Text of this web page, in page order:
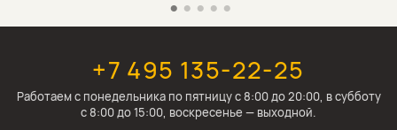
+7 495 135-22-25
Работаем c понедельника по пятницу с 8:00 до 20:00, в субботу
с 8:00 до 15:00, воскресенье — выходной.